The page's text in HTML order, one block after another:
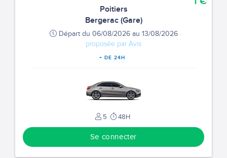
Poitiers
Bergerac (Gare)
Départ du 06/08/2026 au 13/08/2026
proposée par Avis
+ DE 24H
5 48H
Se connecter